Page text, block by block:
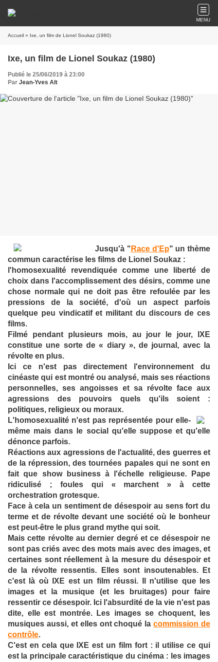
MENU
Accueil » Ixe, un film de Lionel Soukaz (1980)
Ixe, un film de Lionel Soukaz (1980)
Publié le 25/06/2019 à 23:00
Par Jean-Yves Alt
Jusqu'à " Race d'Ep" un thème
commun caractérise les films de Lionel Soukaz :
l'homosexualité revendiquée comme une liberté de
choix dans l'accomplissement des désirs, comme une
chose normale qui ne doit pas être refoulée par les
pressions de la société, d'où un aspect parfois
quelque peu vindicatif et militant du discours de ces
films.
Filmé pendant plusieurs mois, au jour le jour, IXE
constitue une sorte de « diary », de journal, avec la
révolte en plus.
Ici ce n'est pas directement l'environnement du
cinéaste qui est montré ou analysé, mais ses réactions
personnelles, ses angoisses et sa révolte face aux
agressions des pouvoirs quels qu'ils soient :
politiques, religieux ou moraux.
L'homosexualité n'est pas représentée pour elle-
même mais dans le social qu'elle suppose et qu'elle
dénonce parfois.
Réactions aux agressions de l'actualité, des guerres et
de la répression, des tournées papales qui ne sont en
fait que show business à l'échelle religieuse. Pape
ridiculisé ; foules qui « marchent » à cette
orchestration grotesque.
Face à cela un sentiment de désespoir au sens fort du
terme et de révolte devant une société où le bonheur
est peut-être le plus grand mythe qui soit.
Mais cette révolte au dernier degré et ce désespoir ne
sont pas criés avec des mots mais avec des images, et
certaines sont réellement à la mesure du désespoir et
de la révolte ressentis. Elles sont insoutenables. Et
c'est là où IXE est un film réussi. Il n'utilise que les
images et la musique (et les bruitages) pour faire
ressentir ce désespoir. Ici l'absurdité de la vie n'est pas
dite, elle est montrée. Les images se choquent, les
musiques aussi, et elles ont choqué la commission de
contrôle.
C'est en cela que IXE est un film fort : il utilise ce qui
est la principale caractéristique du cinéma : les images